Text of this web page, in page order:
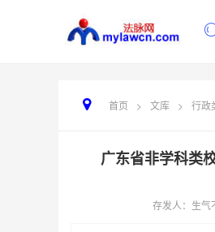
首页 > 文库 > 行政
广东省非学科类
存发人：生气